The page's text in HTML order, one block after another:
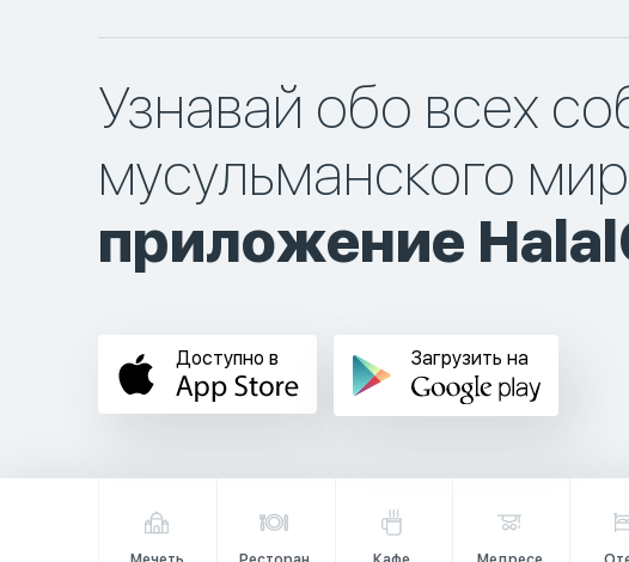
Узнавай обо всех
мусульманского
приложение
Доступно в Загрузить на